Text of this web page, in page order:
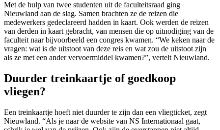
Met de hulp van twee studenten uit de faculteitsraad ging
Nieuwland aan de slag. Samen brachten ze de reizen die
medewerkers gedeclareerd hadden in kaart. Ook werden de reizen
van derden in kaart gebracht, van mensen die op uitnodiging van de
faculteit naar bijvoorbeeld een congres kwamen. “We keken naar de
vragen: wat is de uitstoot van deze reis en wat zou de uitstoot zijn
als ze met een ander vervoermiddel kwamen?”, vertelt Nieuwland.
Duurder treinkaartje of goedkoop
vliegen?
Een treinkaartje hoeft niet duurder te zijn dan een vliegticket, zegt
Nieuwland. “Als je naar de website van NS Internationaal gaat,